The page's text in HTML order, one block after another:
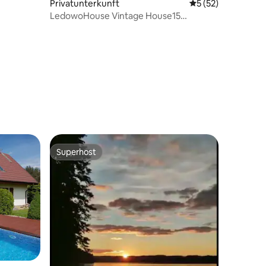
Privatunterkunft Durchschnittliche
5 (52)
LedowoHouse Vintage House15
Superhost
Superhost